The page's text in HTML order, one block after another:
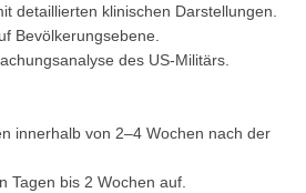
detaillierten klinischen Darstellungen.
Bevölkerungsebene.
des US-Militärs.
innerhalb von 2–4 Wochen nach der
Tagen bis 2 Wochen auf.